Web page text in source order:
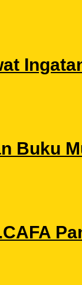
Buku